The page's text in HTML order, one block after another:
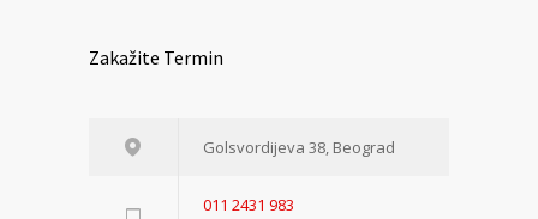
Zakažite Termin
Golsvordijeva 38, Beograd
011 2431 983